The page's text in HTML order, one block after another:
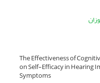
The Effectiveness of
on Self-Efficacy in Hearing
Symptoms